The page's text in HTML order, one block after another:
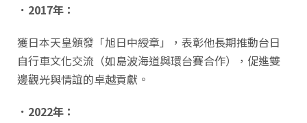
．2017年：
獲日本天皇頒發「旭日中綬章」，表彰他長期推動台日
自行車文化交流（如島波海道與環台賽合作），促進雙
邊觀光與情誼的卓越貢獻。
．2022年：